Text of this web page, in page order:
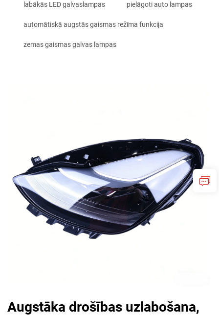
labākās LED galvaslampas pielāgoti auto lampas
automātiskā augstās gaismas režīma funkcija
zemas gaismas galvas lampas
Augstāka drošības uzlabošana,